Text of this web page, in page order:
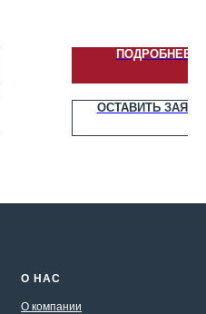
ПОДРОБНЕЕ
ОСТАВИТЬ
О НАС
О компании